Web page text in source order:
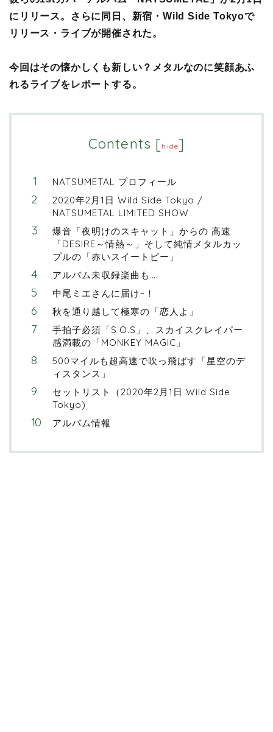
にリリース。さらに同日、新宿・Wild Side Tokyoで
リリース・ライブが開催された。
今回はその懐かしくも新しい？メタルなのに笑顔あふ
れるライブをレポートする。
Contents [hide]
NATSUMETAL プロフィール
2020年2月1日 Wild Side Tokyo /
NATSUMETAL LIMITED SHOW
爆音「夜明けのスキャット」からの 高速
「DESIRE～情熱～」そして純情メタルカッ
プルの「赤いスイートピー」
アルバム未収録楽曲も….
中尾ミエさんに届け~！
秋を通り越して極寒の「恋人よ」
手拍子必須「S.O.S」、スカイスクレイパー
感満載の「MONKEY MAGIC」
500マイルも超高速で吹っ飛ばす「星空のデ
ィスタンス」
セットリスト（2020年2月1日 Wild Side
Tokyo)
アルバム情報